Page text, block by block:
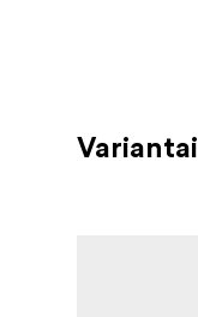
Variantai